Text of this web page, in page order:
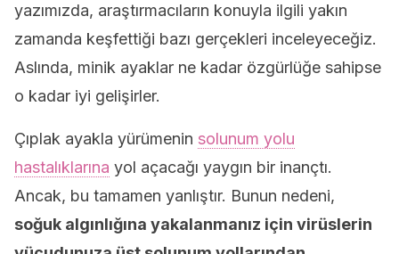
yazımızda, araştırmacıların konuyla ilgili yakın
zamanda keşfettiği bazı gerçekleri inceleyeceğiz.
Aslında, minik ayaklar ne kadar özgürlüğe sahipse
o kadar iyi gelişirler.
Çıplak ayakla yürümenin solunum yolu
hastalıklarına yol açacağı yaygın bir inançtı.
Ancak, bu tamamen yanlıştır. Bunun nedeni,
soğuk algınlığına yakalanmanız için virüslerin